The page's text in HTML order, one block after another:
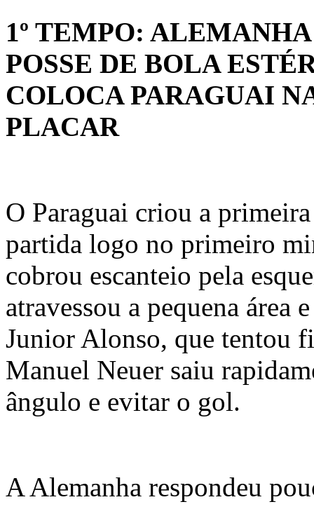
1º TEMPO:
POSSE DE BOLA
COLOCA PARAGUAI
PLACAR
O Paraguai criou a
partida logo no primeiro
cobrou escanteio pela
atravessou a pequena área
Junior Alonso, que tentou
Manuel Neuer saiu
ângulo e evitar o gol.
A Alemanha respondeu